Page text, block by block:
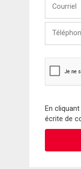
En
écrite de